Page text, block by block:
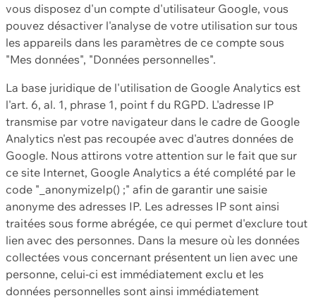
vous disposez d'un compte d'utilisateur Google, vous
pouvez désactiver l'analyse de votre utilisation sur tous
les appareils dans les paramètres de ce compte sous
"Mes données", "Données personnelles".
La base juridique de l'utilisation de Google Analytics est
l'art. 6, al. 1, phrase 1, point f du RGPD. L'adresse IP
transmise par votre navigateur dans le cadre de Google
Analytics n'est pas recoupée avec d'autres données de
Google. Nous attirons votre attention sur le fait que sur
ce site Internet, Google Analytics a été complété par le
code "_anonymizeIp() ;" afin de garantir une saisie
anonyme des adresses IP. Les adresses IP sont ainsi
traitées sous forme abrégée, ce qui permet d'exclure tout
lien avec des personnes. Dans la mesure où les données
collectées vous concernant présentent un lien avec une
personne, celui-ci est immédiatement exclu et les
données personnelles sont ainsi immédiatement